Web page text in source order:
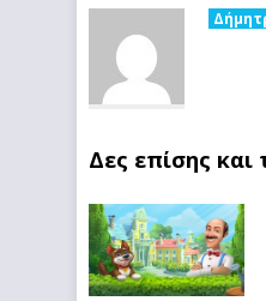
Δες επίσης και